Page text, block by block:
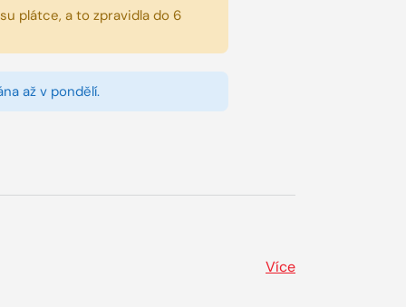
plátce, a to zpravidla do 6
až v pondělí.
Více